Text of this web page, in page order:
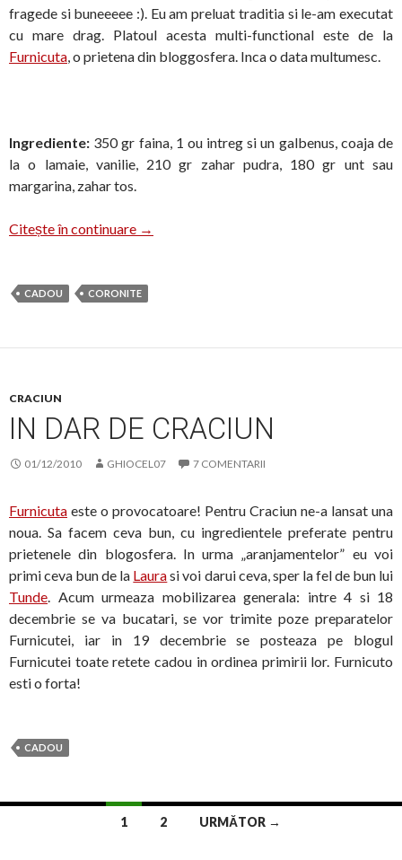
fragede si buneeeee :). Eu am preluat traditia si le-am executat
cu mare drag. Platoul acesta multi-functional este de la
Furnicuta, o prietena din bloggosfera. Inca o data multumesc.
Ingrediente: 350 gr faina, 1 ou intreg si un galbenus, coaja de
la o lamaie, vanilie, 210 gr zahar pudra, 180 gr unt sau
margarina, zahar tos.
Citește în continuare Fursecuri coronite
→
CADOU CORONITE
CRACIUN
IN DAR DE CRACIUN
01/12/2010 GHIOCEL07 7 COMENTARII
Furnicuta este o provocatoare! Pentru Craciun ne-a lansat una
noua. Sa facem ceva bun, cu ingredientele preferate pentru
prietenele din blogosfera. In urma „aranjamentelor” eu voi
primi ceva bun de la Laurasi voi darui ceva, sper la fel de bun lui
Tunde. Acum urmeaza mobilizarea generala: intre 4 si 18
decembrie se va bucatari, se vor trimite poze preparatelor
Furnicutei, iar in 19 decembrie se posteaza pe blogul
Furnicutei toate retete cadou in ordinea primirii lor. Furnicuto
esti o forta!
CADOU
1 2 URMĂTOR →